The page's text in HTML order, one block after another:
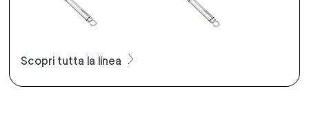
Scopri tutta la linea